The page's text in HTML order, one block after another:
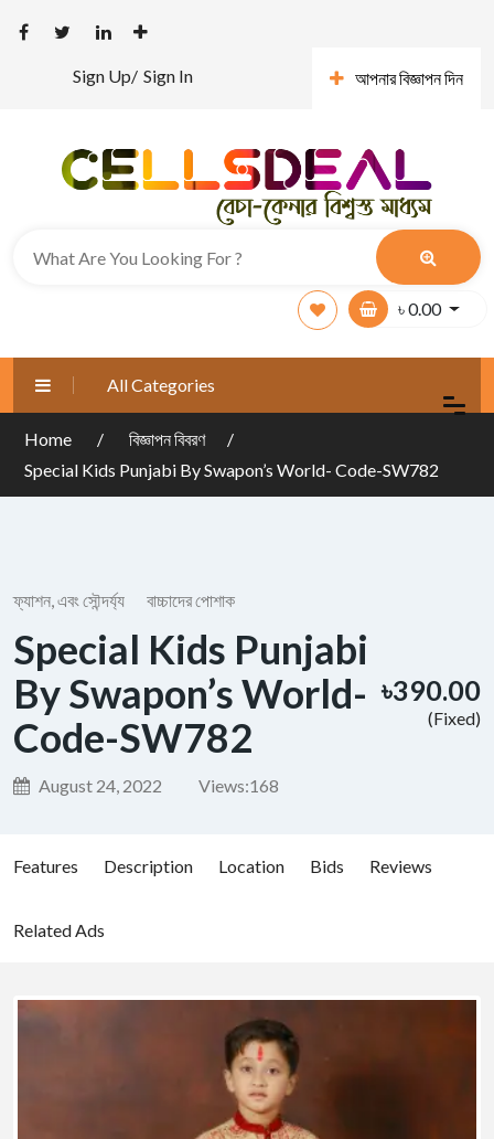
Sign Up/ Sign In আপনার বিজ্ঞাপন দিন
৳0.00
All Categories
Home
বিজ্ঞাপন বিবরণ
Special Kids Punjabi By Swapon’s World- Code-SW782
ফ্যাশন, এবং সৌন্দর্য্য বাচ্চাদের পোশাক
Special Kids Punjabi
By Swapon’s World-
Code-SW782
August 24, 2022 Views:168
৳390.00
(Fixed)
Features Description Location Bids Reviews
Related Ads